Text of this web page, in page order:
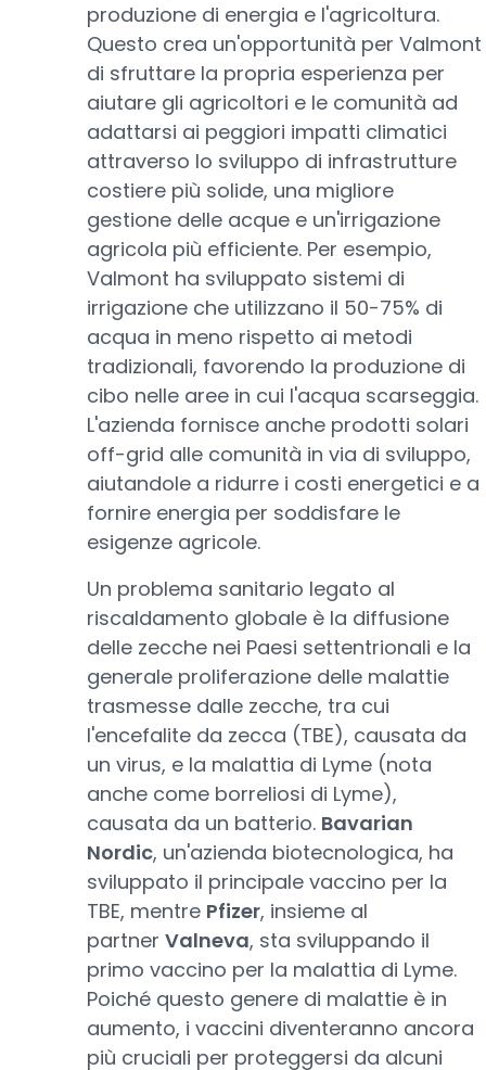
produzione di energia e l'agricoltura.
Questo crea un'opportunità per Valmont
di sfruttare la propria esperienza per
aiutare gli agricoltori e le comunità ad
adattarsi ai peggiori impatti climatici
attraverso lo sviluppo di infrastrutture
costiere più solide, una migliore
gestione delle acque e un'irrigazione
agricola più efficiente. Per esempio,
Valmont ha sviluppato sistemi di
irrigazione che utilizzano il 50-75% di
acqua in meno rispetto ai metodi
tradizionali, favorendo la produzione di
cibo nelle aree in cui l'acqua scarseggia.
L'azienda fornisce anche prodotti solari
off-grid alle comunità in via di sviluppo,
aiutandole a ridurre i costi energetici e a
fornire energia per soddisfare le
esigenze agricole.
Un problema sanitario legato al
riscaldamento globale è la diffusione
delle zecche nei Paesi settentrionali e la
generale proliferazione delle malattie
trasmesse dalle zecche, tra cui
l'encefalite da zecca (TBE), causata da
un virus, e la malattia di Lyme (nota
anche come borreliosi di Lyme),
causata da un batterio. Bavarian
Nordic, un'azienda biotecnologica, ha
sviluppato il principale vaccino per la
TBE, mentre Pfizer, insieme al
partner Valneva, sta sviluppando il
primo vaccino per la malattia di Lyme.
Poiché questo genere di malattie è in
aumento, i vaccini diventeranno ancora
più cruciali per proteggersi da alcuni